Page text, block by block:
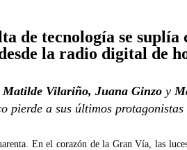
de tecnología se suplía
la radio digital de
Matilde Vilariño, Juana Ginzo y
pierde a sus últimos protagonistas
En el corazón de la Gran Vía, las